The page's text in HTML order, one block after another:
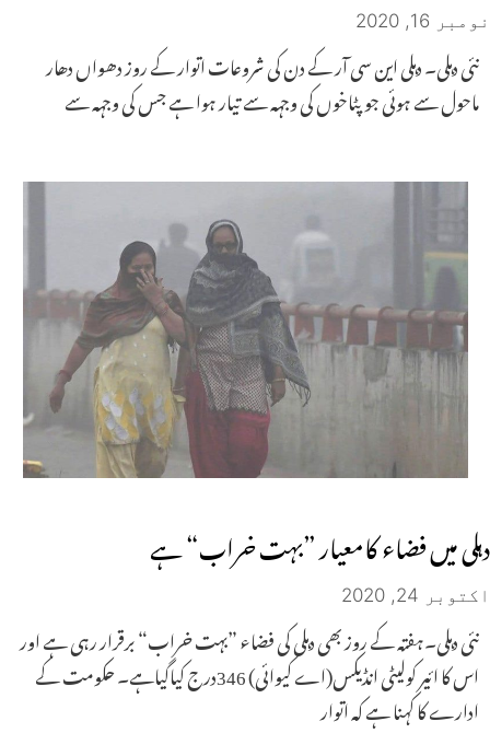
نومبر 16, 2020
نئی دہلی۔ دہلی این سی آر کے دن کی شروعات اتوار کے روز دھواں دھار
ماحول سے ہوئی جو پٹاخوں کی وجہہ سے تیار ہوا ہے جس کی وجہہ سے
دہلی میں فضاء کامعیار ”بہت خراب“ ہے
اکتوبر 24, 2020
نئی دہلی۔ہفتہ کے روز بھی دہلی کی فضاء ”بہت خراب“ برقرار رہی ہے اور
اس کا ائیر کولیٹی انڈیکس(اے کیوائی) 346درج کیاگیاہے۔ حکومت کے
ادارے کا کہنا ہے کہ اتوار